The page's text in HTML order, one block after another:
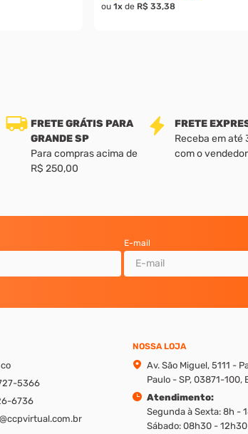
ou 1xde R$ 33,38
FRETE GRÁTIS PARA
GRANDE SP
Para compras acima de
R$ 250,00
FRETE
Receba em até
com o vendedor
E-mail
5366
6736
NOSSA LOJA
Av. São Miguel, 5111 -
Paulo - SP, 03871-100,
Atendimento:
Segunda à Sexta: 8h -
Sábado: 08h30 - 12h30